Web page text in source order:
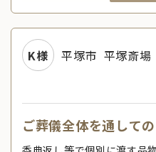
K様 平塚市 平塚斎場
ご葬儀全体を通して